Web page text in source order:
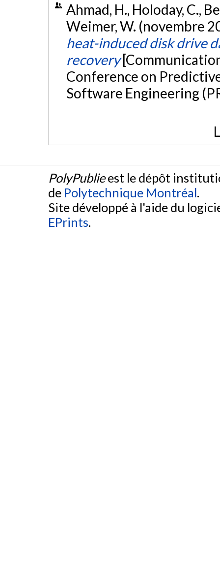
Ahmad, H., Holoday, C.,
Weimer, W. (novembre
heat-induced disk drive
recovery
Conference on
Software Engineering
PolyPublieest le dépôt
de Polytechnique Montréal.
Site développé à l'aide du
EPrints.